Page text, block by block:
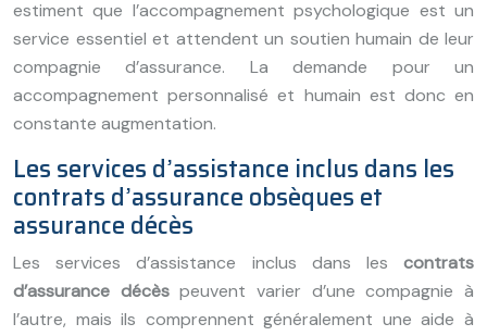
estiment que l’accompagnement psychologique est un
service essentiel et attendent un soutien humain de leur
compagnie d’assurance. La demande pour un
accompagnement personnalisé et humain est donc en
constante augmentation.
Les services d’assistance inclus dans les
contrats d’assurance obsèques et
assurance décès
Les services d’assistance inclus dans les contrats
d’assurance décèspeuvent varier d’une compagnie à
l’autre, mais ils comprennent généralement une aide à